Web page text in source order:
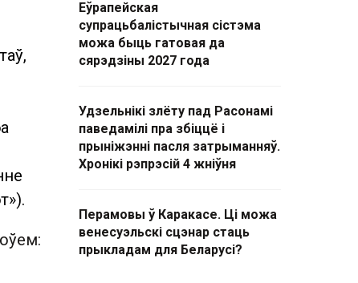
Еўрапейская
супрацьбалістычная сістэма
можа быць гатовая да
сярэдзіны 2027 года
Удзельнікі злёту пад Расонамі
паведамілі пра збіццё і
прыніжэнні пасля затрыманняў.
Хронікі рэпрэсій 4 жніўня
Перамовы ў Каракасе. Ці можа
венесуэльскі сцэнар стаць
прыкладам для Беларусі?